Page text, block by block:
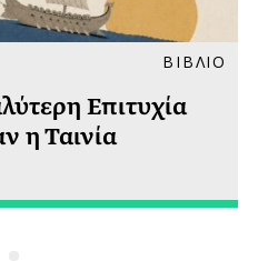
ΒΙΒΛΙΟ
Επιτυχία
η Ταινία